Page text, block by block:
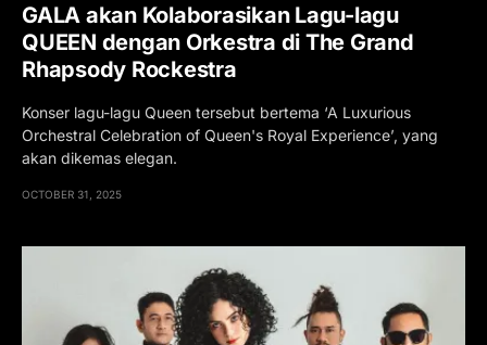
GALA akan Kolaborasikan Lagu-lagu
QUEEN dengan Orkestra di The Grand
Rhapsody Rockestra
Konser lagu-lagu Queen tersebut bertema ‘A Luxurious
Orchestral Celebration of Queen's Royal Experience’, yang
akan dikemas elegan.
OCTOBER 31, 2025